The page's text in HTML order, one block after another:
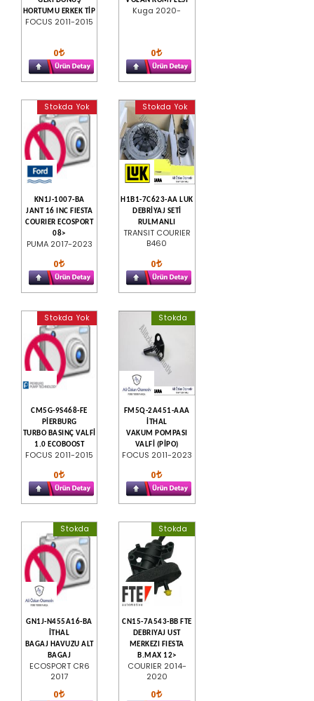
HORTUMU ERKEK TİP
FOCUS 2011-2015
0
Kuga 2020-
0
Stokda Yok
KN1J-1007-BA
JANT 16 INC FIESTA
COURIER ECOSPORT
08>
PUMA 2017-2023
0
Stokda Yok
H1B1-7C623-AA LUK
DEBRİYAJ SETİ
RULMANLI
TRANSIT COURIER
B460
0
Stokda Yok
CM5G-9S468-FE
PİERBURG
TURBO BASINÇ VALFİ
1.0 ECOBOOST
FOCUS 2011-2015
0
Stokda
FM5Q-2A451-AAA
İTHAL
VAKUM POMPASI
VALFİ (PİPO)
FOCUS 2011-2023
0
Stokda
GN1J-N455A16-BA
İTHAL
BAGAJ HAVUZU ALT
BAGAJ
ECOSPORT CR6
2017
0
Stokda
CN15-7A543-BB FTE
DEBRIYAJ UST
MERKEZI FIESTA
B.MAX 12>
COURIER 2014-
2020
0